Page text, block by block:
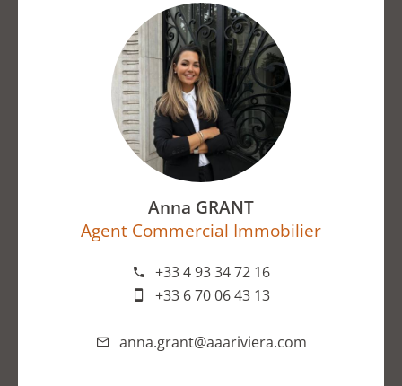
Anna GRANT
Agent Commercial Immobilier
+33 4 93 34 72 16
+33 6 70 06 43 13
anna.grant@aaariviera.com